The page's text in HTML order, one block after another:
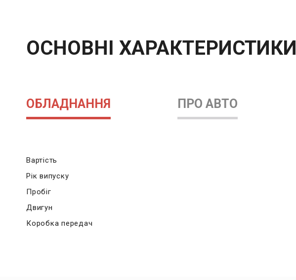
ОСНОВНІ ХАРАКТЕРИСТИКИ
ОБЛАДНАННЯ ПРО АВТО
Вартість
Рік випуску
Пробіг
Двигун
Коробка передач